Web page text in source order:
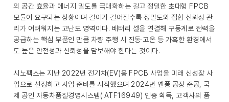
의 공간 효율과 에너지 밀도를 극대화하는 길고 정밀한 초대형 FPCB
모듈이 요구되는 상황이며 길이가 길어질수록 정밀도와 접합 신뢰성 관
리가 어려워지는 고난도 영역이다. 배터리 셀을 연결해 구동계로 전력을
공급하는 핵심 부품인 만큼 차량 주행 시 진동·고온 등 가혹한 환경에서
도 높은 안전성과 신뢰성을 담보해야 한다는 것이다.
시노펙스는 지난 2022년 전기차(EV)용 FPCB 사업을 미래 신성장 사
업으로 선정하고 사업 준비를 시작했으며 2024년 옌퐁 공장 준공, 국
제 공인 자동차품질경영시스템(IATF16949) 인증 획득, 고객사의 품